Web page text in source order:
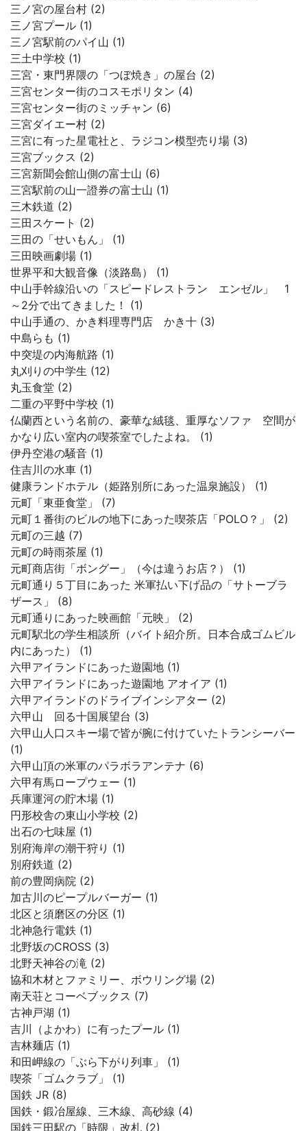
三ノ宮の屋台村 (2)
三ノ宮プール (1)
三ノ宮駅前のパイ山 (1)
三土中学校 (1)
三宮・東門界隈の「つぼ焼き」の屋台 (2)
三宮センター街のコスモポリタン (4)
三宮センター街のミッチャン (6)
三宮ダイエー村 (2)
三宮に有った星電社と、ラジコン模型売り場 (3)
三宮ブックス (2)
三宮新聞会館山側の富士山 (6)
三宮駅前の山一證券の富士山 (1)
三木鉄道 (2)
三田スケート (2)
三田の「せいもん」 (1)
三田映画劇場 (1)
世界平和大観音像（淡路島） (1)
中山手幹線沿いの「スピードレストラン エンゼル」 1
～2分で出てきました！ (1)
中山手通の、かき料理専門店 かき十 (3)
中島らも (1)
中突堤の内海航路 (1)
丸刈りの中学生 (12)
丸玉食堂 (2)
二重の平野中学校 (1)
仏蘭西という名前の、豪華な絨毯、重厚なソファ 空間が
かなり広い室内の喫茶室でしたよね。 (1)
伊丹空港の騒音 (1)
住吉川の水車 (1)
健康ランドホテル（姫路別所にあった温泉施設） (1)
元町「東亜食堂」 (7)
元町１番街のビルの地下にあった喫茶店「POLO？」 (2)
元町の三越 (7)
元町の時雨茶屋 (1)
元町商店街「ボングー」（今は違うお店？） (1)
元町通り５丁目にあった 米軍払い下げ品の「サトーブラ
ザース」 (8)
元町通りにあった映画館「元映」 (2)
元町駅北の学生相談所（バイト紹介所。日本合成ゴムビル
内にあった） (1)
六甲アイランドにあった遊園地 (1)
六甲アイランドにあった遊園地 アオイア (1)
六甲アイランドのドライブインシアター (2)
六甲山 回る十国展望台 (3)
六甲山人口スキー場で皆が腕に付けていたトランシーバー
(1)
六甲山頂の米軍のパラボラアンテナ (6)
六甲有馬ロープウェー (1)
兵庫運河の貯木場 (1)
円形校舎の東山小学校 (2)
出石の七味屋 (1)
別府海岸の潮干狩り (1)
別府鉄道 (2)
前の豊岡病院 (2)
加古川のピープルバーガー (1)
北区と須磨区の分区 (1)
北神急行電鉄 (1)
北野坂のCROSS (3)
北野天神谷の滝 (2)
協和木材とファミリー、ボウリング場 (2)
南天荘とコーベブックス (7)
古神戸湖 (1)
吉川（よかわ）に有ったプール (1)
吉林麺店 (1)
和田岬線の「ぶら下がり列車」 (1)
喫茶「ゴムクラブ」 (1)
国鉄 JR (8)
国鉄・鍛冶屋線、三木線、高砂線 (4)
国鉄三田駅の「時限」改札 (2)